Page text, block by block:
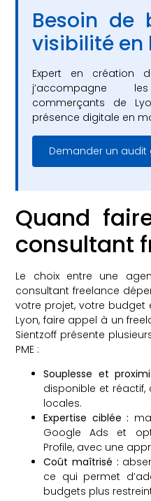
Besoin de
visibilité en
Expert en création
j’accompagne
commerçants de
présence digitale en
Demander un audit
Quand
consultant
Le choix entre une
consultant freelance
votre projet, votre budget
Lyon, faire appel à un
Sientzoff présente
PME :
Souplesse et
disponible et
locales.
Expertise ciblée :
Google Ads et
Profile, avec une
Coût maîtrisé :
ce qui permet
budgets plus